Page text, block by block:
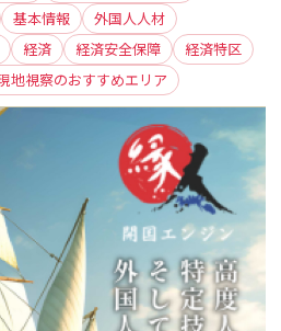
基本情報
外国人人材
経済 経済安全保障
経済特区
地視察のおすすめエリア